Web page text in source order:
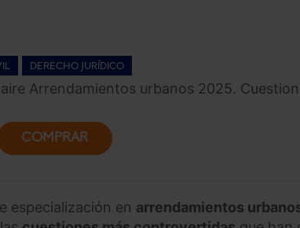
DERECHO JURÍDICO
Arrendamientos urbanos 2025.
COMPRAR
especialización en arrendamientos